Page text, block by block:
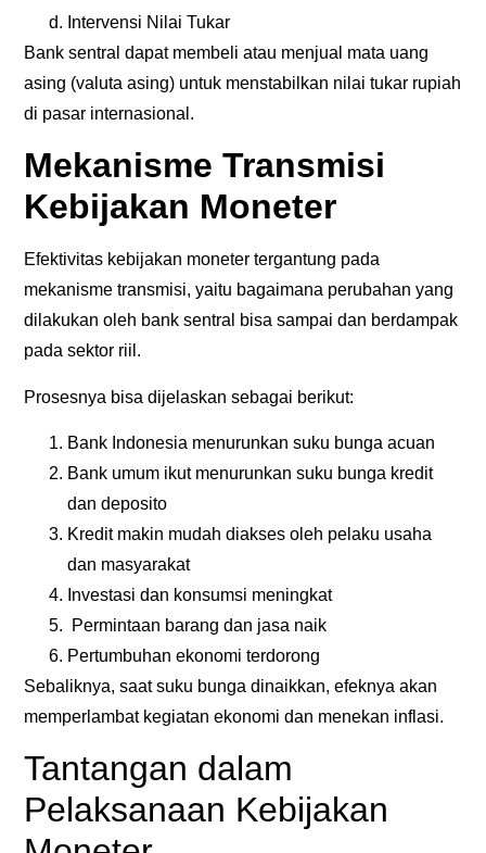
Intervensi Nilai Tukar
Bank sentral dapat membeli atau menjual mata uang
asing (valuta asing) untuk menstabilkan nilai tukar rupiah
di pasar internasional.
Mekanisme Transmisi
Kebijakan Moneter
Efektivitas kebijakan moneter tergantung pada
mekanisme transmisi, yaitu bagaimana perubahan yang
dilakukan oleh bank sentral bisa sampai dan berdampak
pada sektor riil.
Prosesnya bisa dijelaskan sebagai berikut:
Bank Indonesia menurunkan suku bunga acuan
Bank umum ikut menurunkan suku bunga kredit
dan deposito
Kredit makin mudah diakses oleh pelaku usaha
dan masyarakat
Investasi dan konsumsi meningkat
Permintaan barang dan jasa naik
Pertumbuhan ekonomi terdorong
Sebaliknya, saat suku bunga dinaikkan, efeknya akan
memperlambat kegiatan ekonomi dan menekan inflasi.
Tantangan dalam
Pelaksanaan Kebijakan